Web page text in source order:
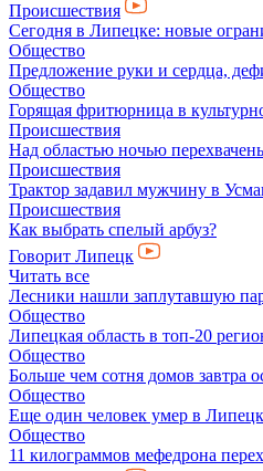
Происшествия
Сегодня в Липецке: новые
Общество
Предложение руки и сердца,
Общество
Горящая фритюрница в
Происшествия
Над областью ночью
Происшествия
Трактор задавил мужчину в
Происшествия
Как выбрать спелый арбуз?
Говорит Липецк
Читать все
Лесники нашли заплутавшую
Общество
Липецкая область в топ-20
Общество
Больше чем сотня домов завтра
Общество
Еще один человек умер в
Общество
11 килограммов мефедрона